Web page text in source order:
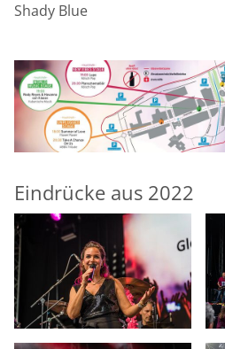
Shady Blue
Eindrücke aus 2022